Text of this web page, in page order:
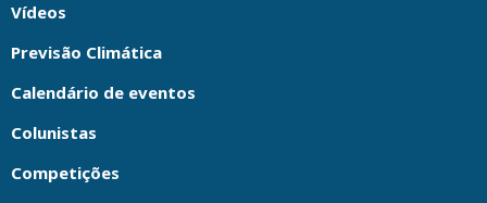
Vídeos
Previsão Climática
Calendário de eventos
Colunistas
Competições